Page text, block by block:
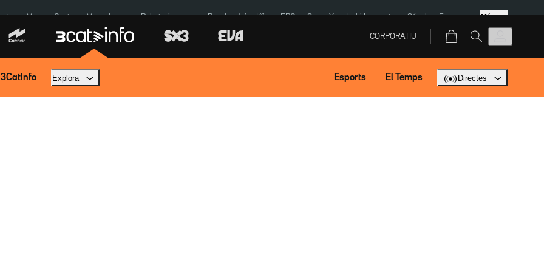
Menors Ceuta Mercabarna Robatoris coure Bombardejos Kíiv ERC SpaceX Isaki Lacuesta Sánchez Europa Més
CORPORATIU
3CatInfo Explora Esports El Temps Directes